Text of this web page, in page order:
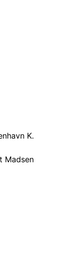
K.
Madsen